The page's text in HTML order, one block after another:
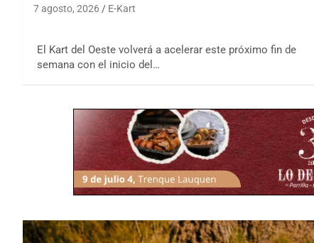
7 agosto, 2026 E-Kart
El Kart del Oeste volverá a acelerar este próximo fin de
semana con el inicio del…